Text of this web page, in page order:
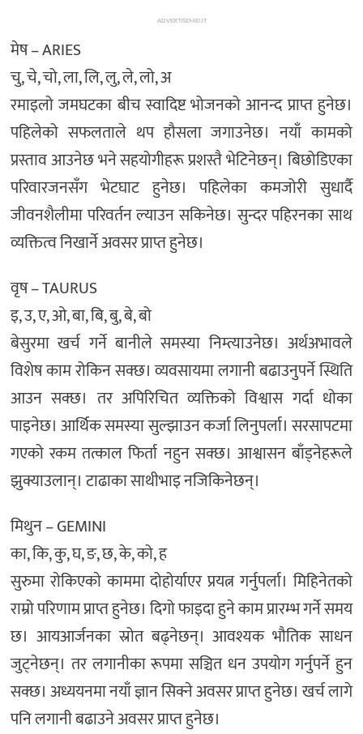
ADVERTISEMENT
मेष – ARIES
चु, चे, चो, ला, लि, लु, ले, लो, अ
रमाइलो जमघटका बीच स्वादिष्ट भोजनको आनन्द प्राप्त हुनेछ।
पहिलेको सफलताले थप हौसला जगाउनेछ। नयाँ कामको
प्रस्ताव आउनेछ भने सहयोगीहरू प्रशस्तै भेटिनेछन्। बिछोडिएका
परिवारजनसँग भेटघाट हुनेछ। पहिलेका कमजोरी सुधार्दै
जीवनशैलीमा परिवर्तन ल्याउन सकिनेछ। सुन्दर पहिरनका साथ
व्यक्तित्व निखार्ने अवसर प्राप्त हुनेछ।
वृष – TAURUS
इ, उ, ए, ओ, बा, बि, बु, बे, बो
बेसुरमा खर्च गर्ने बानीले समस्या निम्त्याउनेछ। अर्थअभावले
विशेष काम रोकिन सक्छ। व्यवसायमा लगानी बढाउनुपर्ने स्थिति
आउन सक्छ। तर अपिरिचित व्यक्तिको विश्वास गर्दा धोका
पाइनेछ। आर्थिक समस्या सुल्झाउन कर्जा लिनुपर्ला। सरसापटमा
गएको रकम तत्काल फिर्ता नहुन सक्छ। आश्वासन बाँड्नेहरूले
झुक्याउलान्। टाढाका साथीभाइ नजिकिनेछन्।
मिथुन – GEMINI
का, कि, कु, घ, ङ, छ, के, को, ह
सुरुमा राेकिएकाे काममा दोहोर्याएर प्रयत्न गर्नुपर्ला। मिहिनेतको
राम्रो परिणाम प्राप्त हुनेछ। दिगो फाइदा हुने काम प्रारम्भ गर्ने समय
छ। आयआर्जनका स्रोत बढ्नेछन्। आवश्यक भौतिक साधन
जुट्नेछन्। तर लगानीका रूपमा सञ्चित धन उपयोग गर्नुपर्ने हुन
सक्छ। अध्ययनमा नयाँ ज्ञान सिक्ने अवसर प्राप्त हुनेछ। खर्च लागे
पनि लगानी बढाउने अवसर प्राप्त हुनेछ।